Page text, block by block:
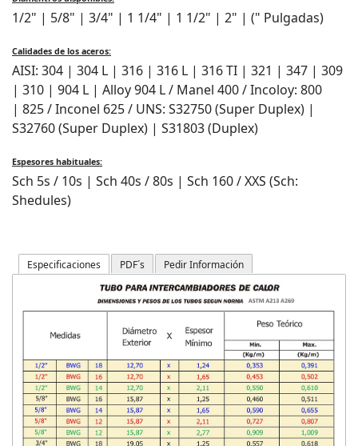
1/2" | 5/8" | 3/4" | 1 1/4" | 1 1/2" | 2" | (" Pulgadas)
Calidades de los aceros:
AISI: 304 | 304 L | 316 | 316 L | 316 TI | 321 | 347 | 309
| 310 | 904 L | Alloy 904 L / Manel 400 / Incoloy: 800
| 825 / Inconel 625 / UNS: S32750 (Super Duplex) |
S32760 (Super Duplex) | S31803 (Duplex)
Espesores habituales:
Sch 5s / 10s | Sch 40s / 80s | Sch 160 / XXS (Sch:
Shedules)
Especificaciones PDF´s Pedir Información